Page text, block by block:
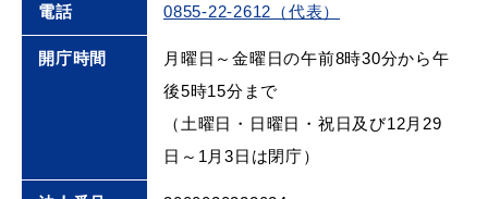
電話 0855-22-2612（代表）
開庁時間
月曜日～金曜日の午前8時30分から午
後5時15分まで
（土曜日・日曜日・祝日及び12月29
日～1月3日は閉庁）